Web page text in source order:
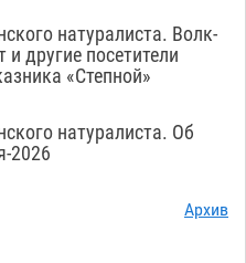
натуралиста. Волк-
и другие посетители
«Степной»
натуралиста. Об
2026
Архив